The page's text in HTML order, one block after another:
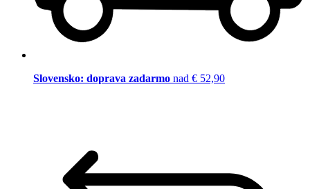
Slovensko: doprava zadarmo nad € 52,90